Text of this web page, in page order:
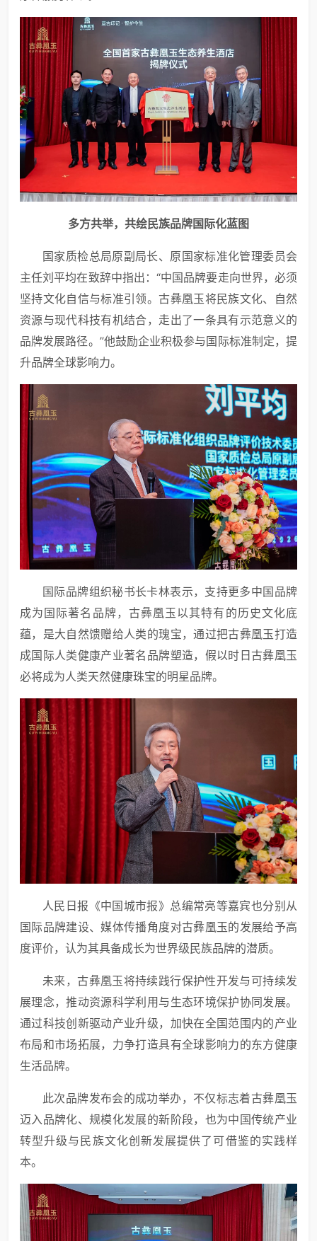
多方共举，共绘民族品牌国际化蓝图
国家质检总局原副局长、原国家标准化管理委员会
主任刘平均在致辞中指出：“中国品牌要走向世界，必须
坚持文化自信与标准引领。古彝凰玉将民族文化、自然
资源与现代科技有机结合，走出了一条具有示范意义的
品牌发展路径。”他鼓励企业积极参与国际标准制定，提
升品牌全球影响力。
国际品牌组织秘书长卡林表示，支持更多中国品牌
成为国际著名品牌，古彝凰玉以其特有的历史文化底
蕴，是大自然馈赠给人类的瑰宝，通过把古彝凰玉打造
成国际人类健康产业著名品牌塑造，假以时日古彝凰玉
必将成为人类天然健康珠宝的明星品牌。
人民日报《中国城市报》总编常亮等嘉宾也分别从
国际品牌建设、媒体传播角度对古彝凰玉的发展给予高
度评价，认为其具备成长为世界级民族品牌的潜质。
未来，古彝凰玉将持续践行保护性开发与可持续发
展理念，推动资源科学利用与生态环境保护协同发展。
通过科技创新驱动产业升级，加快在全国范围内的产业
布局和市场拓展，力争打造具有全球影响力的东方健康
生活品牌。
此次品牌发布会的成功举办，不仅标志着古彝凰玉
迈入品牌化、规模化发展的新阶段，也为中国传统产业
转型升级与民族文化创新发展提供了可借鉴的实践样
本。